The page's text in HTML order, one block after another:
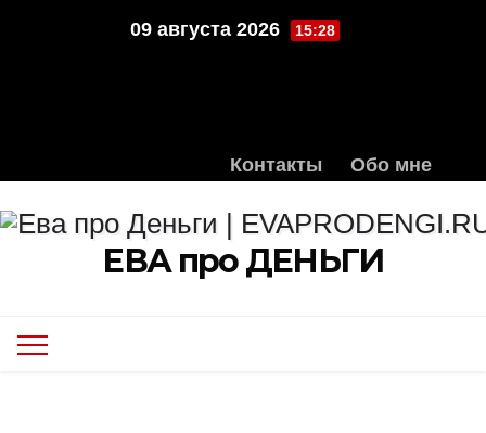
09 августа 2026 15:28
Контакты Обо мне
ЕВА про ДЕНЬГИ